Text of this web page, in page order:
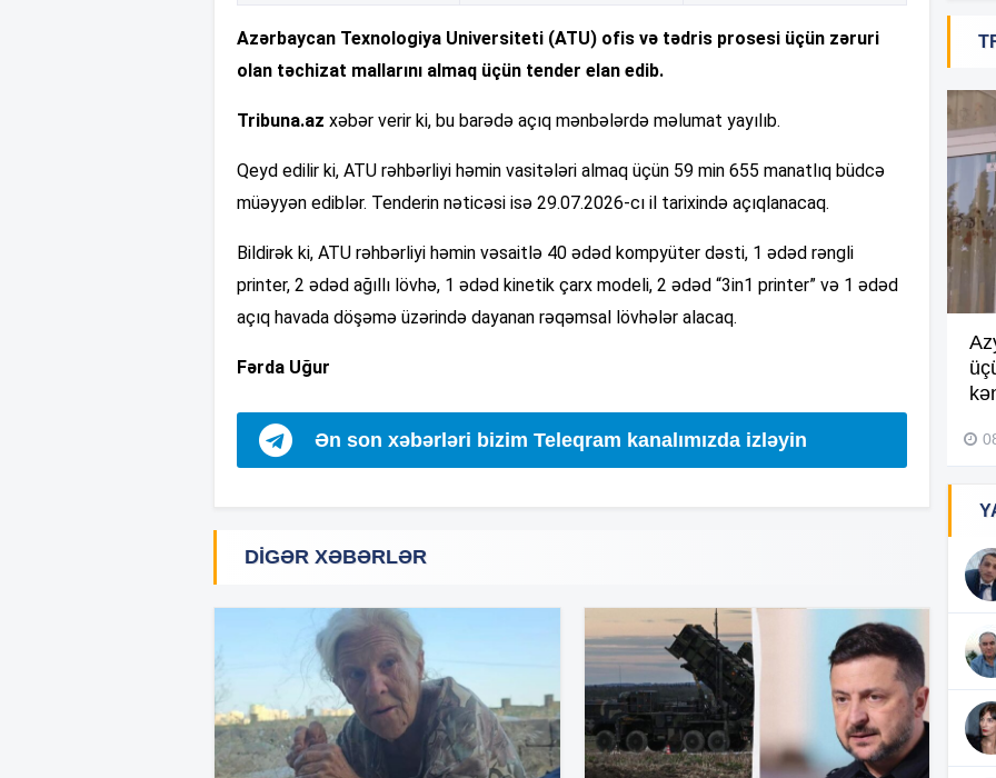
Azərbaycan Texnologiya Universiteti (ATU) ofis və tədris prosesi üçün zəruri
olan təchizat mallarını almaq üçün tender elan edib.
Tribuna.az xəbər verir ki, bu barədə açıq mənbələrdə məlumat yayılıb.
Qeyd edilir ki, ATU rəhbərliyi həmin vasitələri almaq üçün 59 min 655 manatlıq büdcə
müəyyən ediblər. Tenderin nəticəsi isə 29.07.2026-cı il tarixində açıqlanacaq.
Bildirək ki, ATU rəhbərliyi həmin vəsaitlə 40 ədəd kompyüter dəsti, 1 ədəd rəngli
printer, 2 ədəd ağıllı lövhə, 1 ədəd kinetik çarx modeli, 2 ədəd “3in1 printer” və 1 ədəd
açıq havada döşəmə üzərində dayanan rəqəmsal lövhələr alacaq.
Fərda Uğur
Ən son xəbərləri bizim Teleqram kanalımızda izləyin
DIGƏR XƏBƏRLƏR
04 Avqust 2026, 20:48